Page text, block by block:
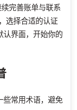
完善账单与联系
选择合适的认证
认界面，开始你的
些常用术语，避免